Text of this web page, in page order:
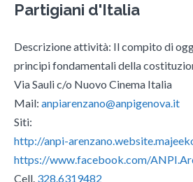
Partigiani d'Italia
Descrizione attività: Il compito di
principi fondamentali della
Via Sauli c/o Nuovo Cinema Italia
Mail: anpiarenzano@anpigenova.it
Siti:
http://anpi-
https://www.facebook.com/
Cell. 328.6319482